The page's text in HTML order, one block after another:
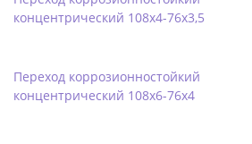
концентрический 108х4-76х3,5
Переход коррозионностойкий
концентрический 108х6-76х4